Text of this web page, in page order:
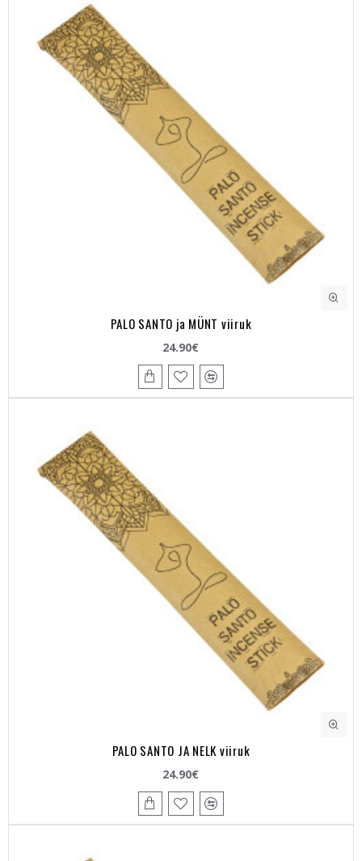
PALO SANTO ja MÜNT viiruk
24.90€
PALO SANTO JA NELK viiruk
24.90€